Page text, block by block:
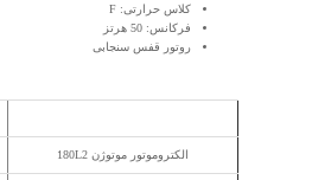
کلاس حرارتی: F
فرکانس: 50 هرتز
روتور قفس سنجابی
الکتروموتور موتوژن 180L2